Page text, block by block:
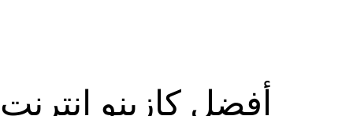
أفضل كازينو إنترنت